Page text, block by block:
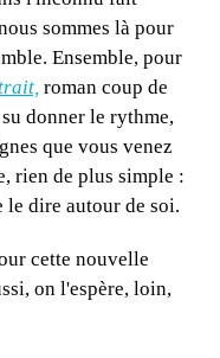
sommes là pour
Ensemble, pour
roman coup de
donner le rythme,
que vous venez
rien de plus simple :
le dire autour de soi.
cette nouvelle
on l'espère, loin,